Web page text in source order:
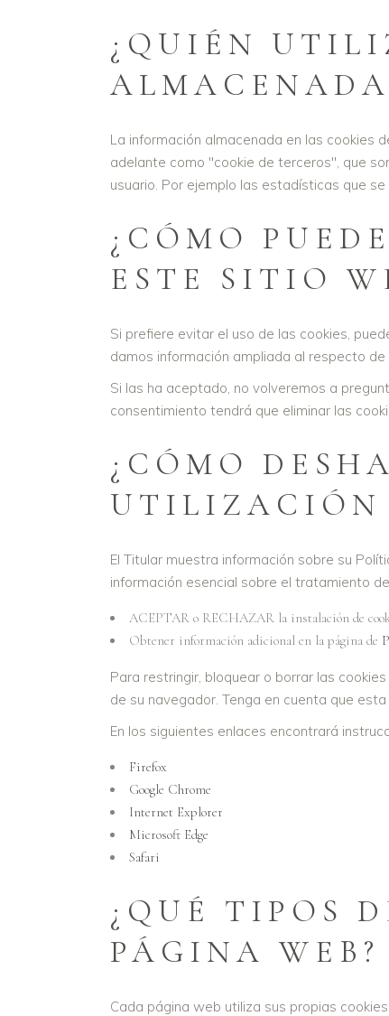
¿QUIÉN
La información almacenada en las cookies
adelante como "cookie de terceros", que
usuario. Por ejemplo las estadísticas que
¿CÓMO
ESTE SITIO
Si prefiere evitar el uso de las cookies,
damos información ampliada al respecto
Si las ha aceptado, no volveremos a
consentimiento tendrá que eliminar las
¿CÓMO
UTILIZACIÓN
El Titular muestra información sobre su
información esencial sobre el tratamiento
ACEPTAR o RECHAZAR la instalación de
Obtener información adicional en la página de
Para restringir, bloquear o borrar las
de su navegador. Tenga en cuenta que
En los siguientes enlaces encontrará
Firefox
Google Chrome
Internet Explorer
Microsoft Edge
Safari
¿QUÉ TIPOS
PÁGINA WEB?
Cada página web utiliza sus propias